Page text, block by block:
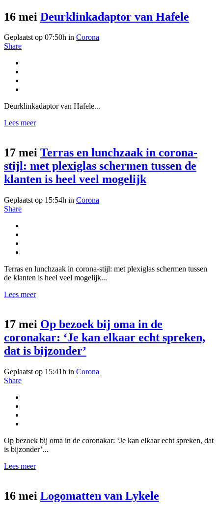
16 mei Deurklinkadaptor van Hafele
Geplaatst op 07:50h in Corona
Share
Deurklinkadaptor van Hafele...
Lees meer
17 mei Terras en lunchzaak in corona-
stijl: met plexiglas schermen tussen de
klanten is heel veel mogelijk
Geplaatst op 15:54h in Corona
Share
Terras en lunchzaak in corona-stijl: met plexiglas schermen tussen
de klanten is heel veel mogelijk...
Lees meer
17 mei Op bezoek bij oma in de
coronakar: ‘Je kan elkaar echt spreken,
dat is bijzonder’
Geplaatst op 15:41h in Corona
Share
Op bezoek bij oma in de coronakar: ‘Je kan elkaar echt spreken, dat
is bijzonder’...
Lees meer
16 mei Logomatten van Lykele